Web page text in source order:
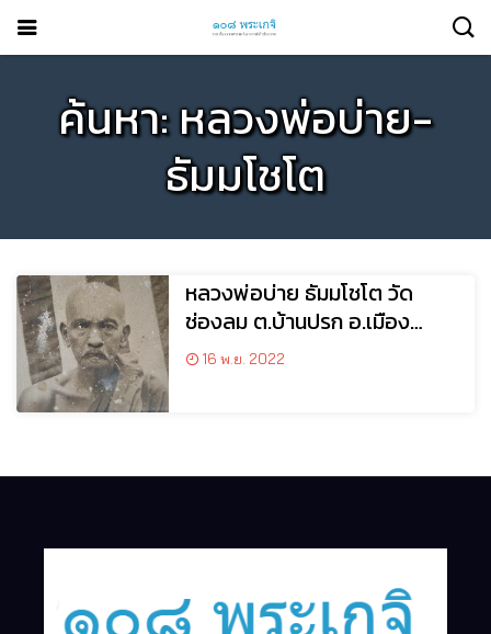
ค้นหา: หลวงพ่อบ่าย-
ธัมมโชโต
หลวงพ่อบ่าย ธัมมโชโต วัด
ช่องลม ต.บ้านปรก อ.เมือง
จ.สมุทรสงคราม
16 พ.ย. 2022